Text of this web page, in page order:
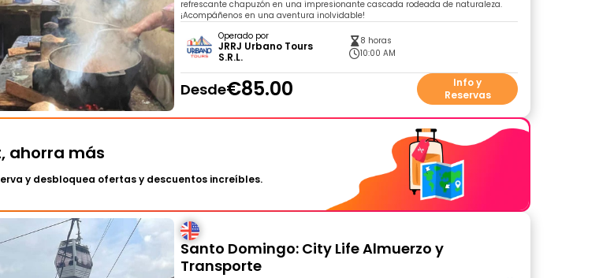
refrescante chapuzón en una impresionante cascada rodeada de naturaleza.
¡Acompáñenos en una aventura inolvidable!
Operado por
JRRJ Urbano Tours
S.R.L.
8 horas
10:00 AM
Desde€85.00
Info y
Reservas
ahorra más
y desbloquea ofertas y descuentos increíbles.
Santo Domingo: City Life Almuerzo y
Transporte